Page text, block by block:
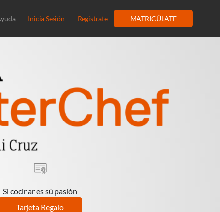
Inicia Sesión Registrate MATRICÚLATE
Si cocinar es sú pasión
Tarjeta Regalo